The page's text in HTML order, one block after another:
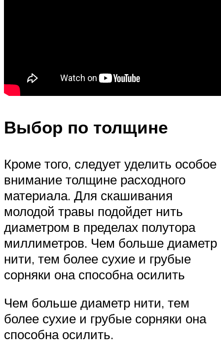
Выбор по толщине
Кроме того, следует уделить особое
внимание толщине расходного
материала. Для скашивания
молодой травы подойдет нить
диаметром в пределах полутора
миллиметров. Чем больше диаметр
нити, тем более сухие и грубые
сорняки она способна осилить
Чем больше диаметр нити, тем
более сухие и грубые сорняки она
способна осилить.